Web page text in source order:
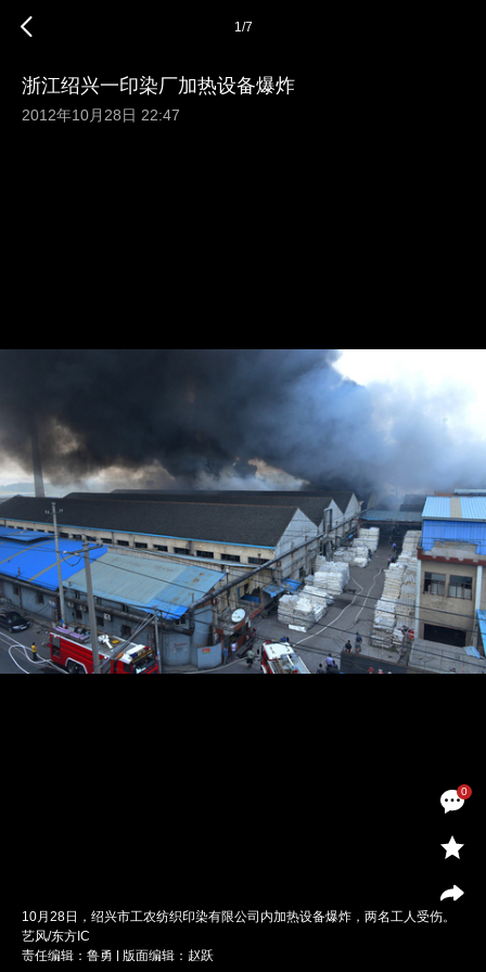
0
1/7
浙江绍兴一印染厂加热设备爆炸
2012年10月28日 22:47
10月28日，绍兴市工农纺织印染有限公司内加热设备爆炸，两名工人受伤。
艺风/东方IC
责任编辑：鲁勇 | 版面编辑：赵跃